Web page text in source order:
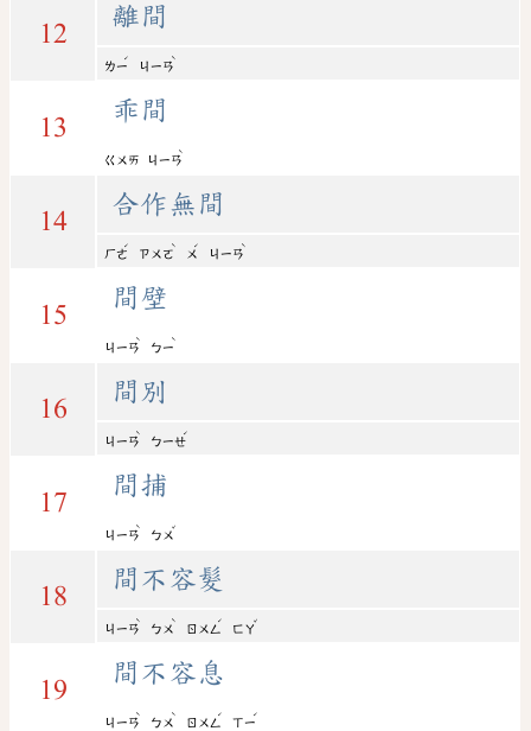
12
離間
ㄌㄧ
ˊ
ㄐㄧㄢ
ˋ
13
乖間
ㄍㄨㄞ ㄐㄧㄢ
ˋ
14
合作無間
ㄏㄜ
ˊ
ㄗㄨㄛ
ˋ
ㄨ
ˊ
ㄐㄧㄢ
ˋ
15
間壁
ㄐㄧㄢ
ˋ
ㄅㄧ
ˋ
16
間別
ㄐㄧㄢ
ˋ
ㄅㄧㄝ
ˊ
17
間捕
ㄐㄧㄢ
ˋ
ㄅㄨ
ˇ
18
間不容髮
ㄐㄧㄢ
ˋ
ㄅㄨ
ˋ
ㄖㄨㄥ
ˊ
ㄈㄚ
ˇ
19
間不容息
ㄐㄧㄢ
ˋ
ㄅㄨ
ˋ
ㄖㄨㄥ
ˊ
ㄒㄧ
ˊ